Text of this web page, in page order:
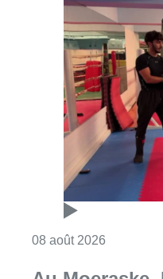
08 août 2026Consulter
Au Moeraske,
recense des
plus rares